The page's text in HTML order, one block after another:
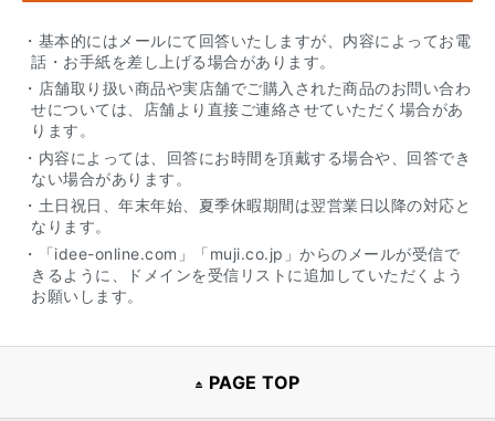
・基本的にはメールにて回答いたしますが、内容によってお電
話・お手紙を差し上げる場合があります。
・店舗取り扱い商品や実店舗でご購入された商品のお問い合わ
せについては、店舗より直接ご連絡させていただく場合があ
ります。
・内容によっては、回答にお時間を頂戴する場合や、回答でき
ない場合があります。
・土日祝日、年末年始、夏季休暇期間は翌営業日以降の対応と
なります。
・「idee-online.com」「muji.co.jp」からのメールが受信で
きるように、ドメインを受信リストに追加していただくよう
お願いします。
PAGE TOP